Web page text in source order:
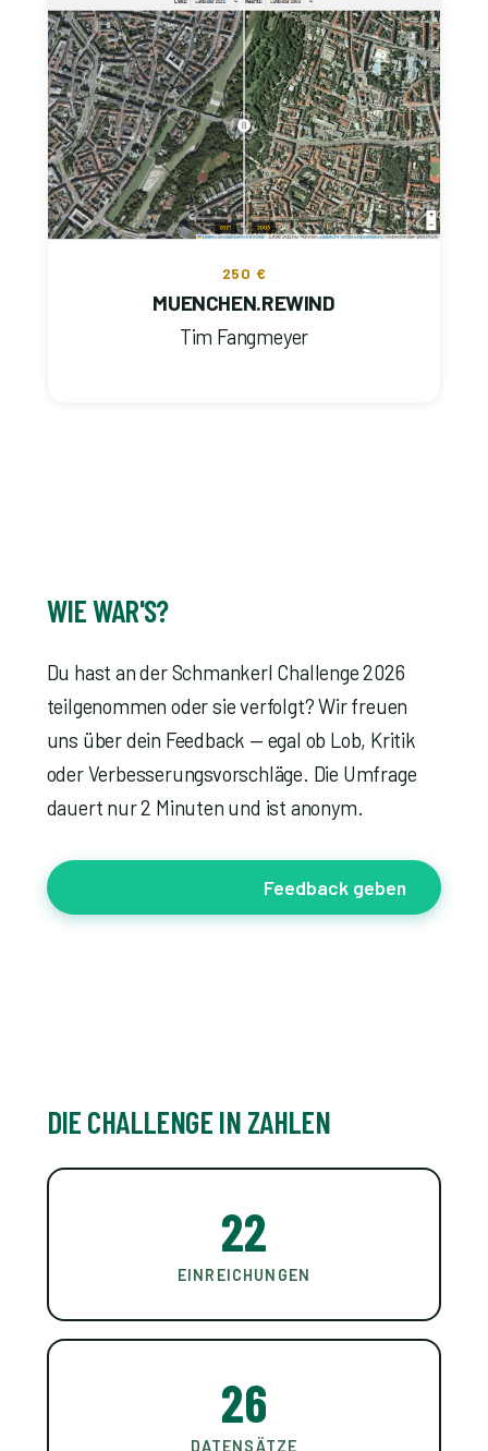
250 €
MUENCHEN.REWIND
Tim Fangmeyer
WIE WAR'S?
Du hast an der Schmankerl Challenge 2026
teilgenommen oder sie verfolgt? Wir freuen
uns über dein Feedback — egal ob Lob, Kritik
oder Verbesserungsvorschläge. Die Umfrage
dauert nur 2 Minuten und ist anonym.
Feedback geben
DIE CHALLENGE IN ZAHLEN
22
EINREICHUNGEN
26
DATENSÄTZE